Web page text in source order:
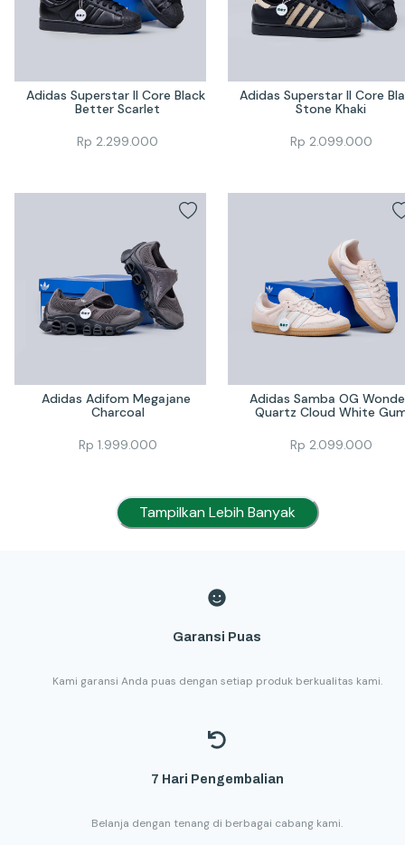
Adidas Superstar II Core Black
Better Scarlet
Rp 2.299.000
Adidas Superstar II Core
Stone Khaki
Rp 2.099.000
Adidas Adifom Megajane
Charcoal
Rp 1.999.000
Adidas Samba OG
Quartz Cloud White
Rp 2.099.000
Tampilkan Lebih Banyak
Garansi Puas
Kami garansi Anda puas dengan setiap produk berkualitas kami.
7 Hari Pengembalian
Belanja dengan tenang di berbagai cabang kami.